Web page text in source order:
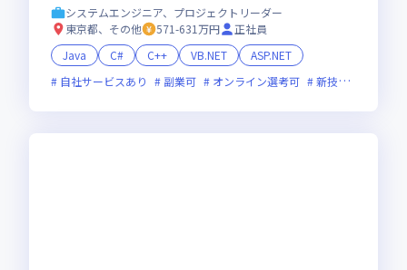
システムエンジニア、プロジェクトリーダー
東京都、その他
571-631万円
正社員
Java
C# C++ VB.NET
ASP.NET
自社サービスあり
副業可 オンライン選考可 新技術に積極的